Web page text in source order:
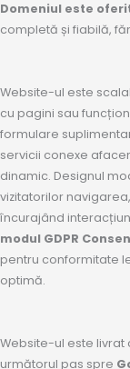
Domeniul este
completă și fiabilă,
Website-ul este
cu pagini sau
formulare
servicii conexe
dinamic. Designul
vizitatorilor
încurajând
modul GDPR
pentru conformitate
optimă.
Website-ul este livrat
următorul pas spre